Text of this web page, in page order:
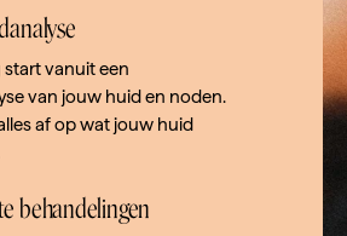
start vanuit een
van jouw huid en noden.
af op wat jouw huid
behandelingen